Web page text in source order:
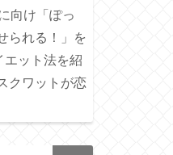
向け「ぽっ
られる！」を
エット法を紹
クワットが恋